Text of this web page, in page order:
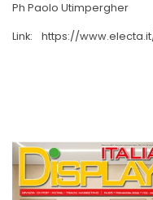
Ph Paolo Utimpergher
Link: https://